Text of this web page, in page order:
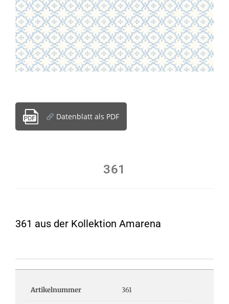
Datenblatt als PDF
361
361 aus der Kollektion Amarena
Artikelnummer 361